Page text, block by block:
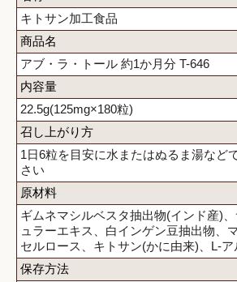
キトサン加工食品
商品名
アブ・ラ・トール 約1か月分 T-646
内容量
22.5g(125mg×180粒)
召し上がり方
1日6粒を目安に水またはぬるま湯など
さい
原材料
ギムネマシルベスタ抽出物(インド産)
ュラーエキス、白インゲン豆抽出物、
セルロース、キトサン(かに由来)、L-ア
保存方法